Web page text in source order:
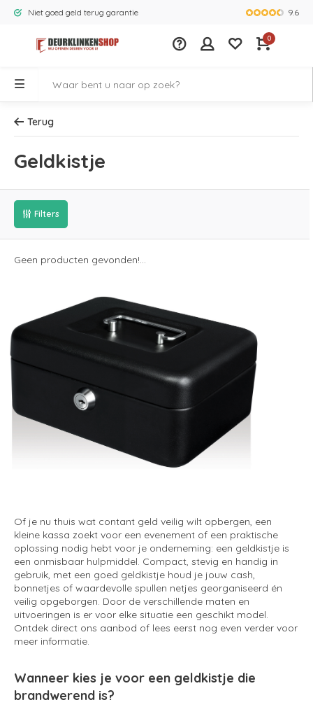
Niet goed geld terug garantie Grootste
9.6
0
Terug
Geldkistje
Filters
Geen producten gevonden!...
Of je nu thuis wat contant geld veilig wilt opbergen, een
kleine kassa zoekt voor een evenement of een praktische
oplossing nodig hebt voor je onderneming: een geldkistje is
een onmisbaar hulpmiddel. Compact, stevig en handig in
gebruik, met een goed geldkistje houd je jouw cash,
bonnetjes of waardevolle spullen netjes georganiseerd én
veilig opgeborgen. Door de verschillende maten en
uitvoeringen is er voor elke situatie een geschikt model.
Ontdek direct ons aanbod of lees eerst nog even verder voor
meer informatie.
Wanneer kies je voor een geldkistje die
brandwerend is?